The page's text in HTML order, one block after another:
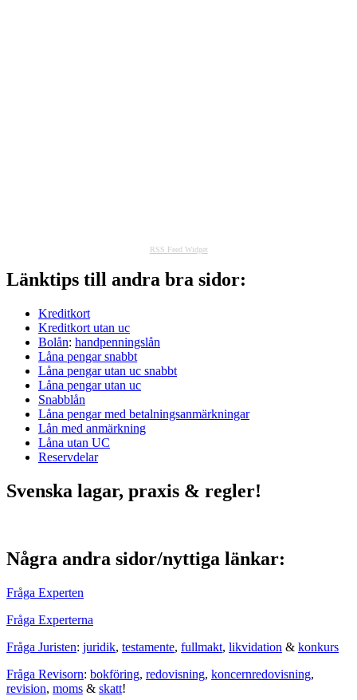
RSS Feed Widget
Länktips till andra bra sidor:
Kreditkort
Kreditkort utan uc
Bolån: handpenningslån
Låna pengar snabbt
Låna pengar utan uc snabbt
Låna pengar utan uc
Snabblån
Låna pengar med betalningsanmärkningar
Lån med anmärkning
Låna utan UC
Reservdelar
Svenska lagar, praxis & regler!
Några andra sidor/nyttiga länkar:
Fråga Experten
Fråga Experterna
Fråga Juristen: juridik, testamente, fullmakt, likvidation & konkurs
Fråga Revisorn: bokföring, redovisning, koncernredovisning,
revision, moms & skatt!